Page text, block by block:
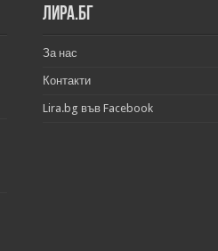
Лира.бг
За нас
Контакти
Lira.bg във Facebook